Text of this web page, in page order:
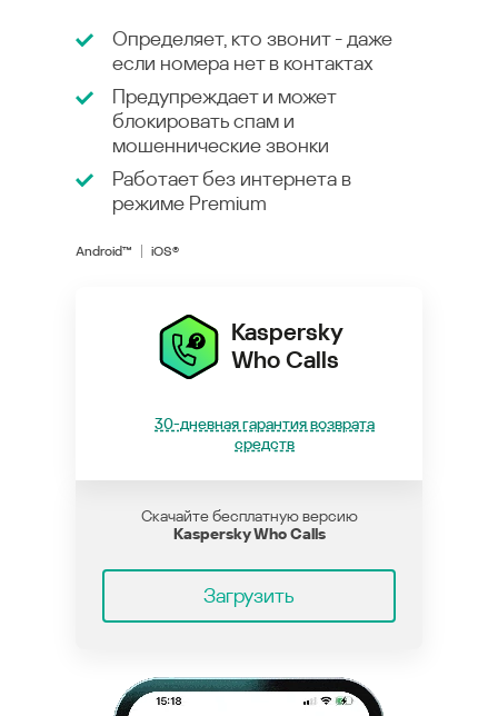
Определяет, кто звонит - даже
если номера нет в контактах
Предупреждает и может
блокировать спам и
мошеннические звонки
Работает без интернета в
режиме Premium
Android™ iOS®
Kaspersky
Who Calls
30-дневная гарантия возврата
средств
Скачайте бесплатную версию
Kaspersky Who Calls
Загрузить